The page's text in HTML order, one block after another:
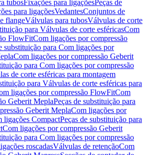
tubosFixações para ligaçõesPeças de
para ligaçõesVedantesConjuntos de
flangeVálvulas para tubosVálvulas de corte
para Válvulas de corte esféricasCom
FlowFitCom ligações por compressão
substituição para Com ligações por
Com ligações por compressão Geberit
para Com ligações por compressão
de corte esféricas para montagem
para Válvulas de corte esféricas para
ligações por compressão FlowFitCom
Geberit MeplaPeças de substituição para
Geberit MeplaCom ligações por
ligações CompactPeças de substituição para
Com ligações por compressão Geberit
para Com ligações por compressão
roscadasVálvulas de retençãoCom